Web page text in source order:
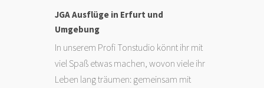
JGA Ausflüge in Erfurt und
Umgebung
In unserem Profi Tonstudio könnt ihr mit
viel Spaß etwas machen, wovon viele ihr
Leben lang träumen: gemeinsam mit